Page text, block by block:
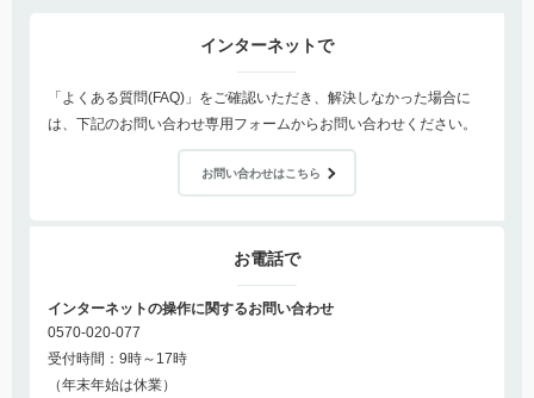
インターネットで
「よくある質問(FAQ)」をご確認いただき、解決しなかった場合に
は、下記のお問い合わせ専用フォームからお問い合わせください。
お問い合わせはこちら
お電話で
インターネットの操作に関するお問い合わせ
0570-020-077
受付時間：9時～17時
（年末年始は休業）